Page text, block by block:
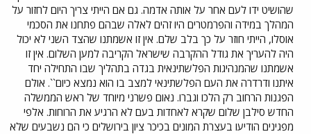
שהושיט ידו לעם אחר על אותה אדמה. גם אם הייתי צריך היום לחזור על
המהלך במידה והפרמטרים היו זהים לאלה שבהם פתחנו את הסכמי
אוסלו, הייתי חוזר על כך בלב שלם. אין זו אשמתנו שהצד השני לא יכול
היה להעריך את גודל ההקרבה שישראל הקריבה למען השלום. אין זו
אשמתנו שהמנהיגות הפלשתינאית בגדה בתהליך שבו התחילה יחד
איתנו ודרדרה את העם הפלשתינאי למצב בו הוא נמצא כיום``. אולם
הפגנות הרחוב רק הלכו וגברו. נאום פשרני מיוחד של ראש הממשלה
החדש סילבן שלום שקרא לאחדות בעם לא הרגיע את הרוחות. אלפי
מפגינים הודיעו בעצרת המונים בכיכר ציון בירושלים כי הם נשבעים שלא